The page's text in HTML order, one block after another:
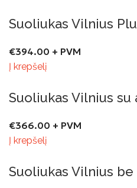
Suoliukas Vilnius
€394.00 + PVM
Į krepšelį
Suoliukas Vilnius su
€366.00 + PVM
Į krepšelį
Suoliukas Vilnius be